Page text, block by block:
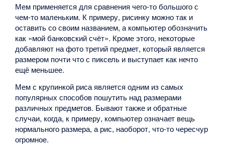
Мем применяется для сравнения чего-то большого с
чем-то маленьким. К примеру, рисинку можно так и
оставить со своим названием, а компьютер обозначить
как «мой банковский счёт». Кроме этого, некоторые
добавляют на фото третий предмет, который является
размером почти что с пиксель и выступает как нечто
ещё меньшее.
Мем с крупинкой риса является одним из самых
популярных способов пошутить над размерами
различных предметов. Бывают также и обратные
случаи, когда, к примеру, компьютер означает вещь
нормального размера, а рис, наоборот, что-то чересчур
огромное.